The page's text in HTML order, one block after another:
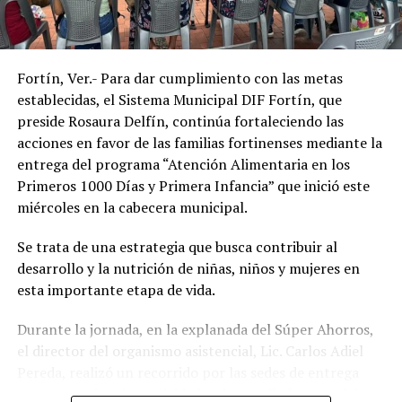
municipio, acercando programas de asistencia social que
contribuyan a mejorar la salud, la inclusión y la calidad
de vida de la población.
Fortín, Ver.- Para dar cumplimiento con las metas
establecidas, el Sistema Municipal DIF Fortín, que
preside Rosaura Delfín, continúa fortaleciendo las
acciones en favor de las familias fortinenses mediante la
entrega del programa “Atención Alimentaria en los
Primeros 1000 Días y Primera Infancia” que inició este
miércoles en la cabecera municipal.
Se trata de una estrategia que busca contribuir al
desarrollo y la nutrición de niñas, niños y mujeres en
esta importante etapa de vida.
Durante la jornada, en la explanada del Súper Ahorros,
el director del organismo asistencial, Lic. Carlos Adiel
para supervisar las actividades desarrolladas por el área